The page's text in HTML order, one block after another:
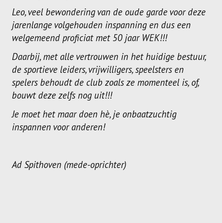
Leo, veel bewondering van de oude garde voor deze
jarenlange volgehouden inspanning en dus een
welgemeend proficiat met 50 jaar WEK!!!
Daarbij, met alle vertrouwen in het huidige bestuur,
de sportieve leiders, vrijwilligers, speelsters en
spelers behoudt de club zoals ze momenteel is, of,
bouwt deze zelfs nog uit!!!
Je moet het maar doen hè, je onbaatzuchtig
inspannen voor anderen!
Ad Spithoven (mede-oprichter)